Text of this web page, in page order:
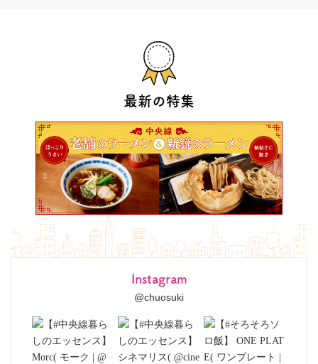
最新の特集
Instagram
@chuosuki